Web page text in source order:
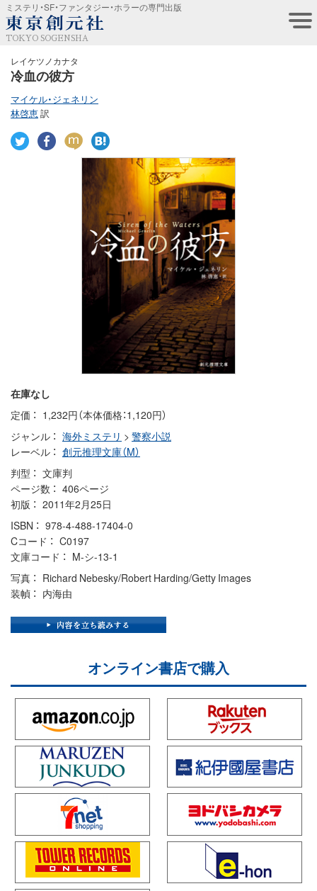
ミステリ・SF・ファンタジー・ホラーの専門出版
TOKYO SOGENSHA
レイケツノカナタ
冷血の彼方
マイケル・ジェネリン
林啓恵訳
在庫なし
定価
1,232円（本体価格：1,120円）
ジャンル
海外ミステリ > 警察小説
レーベル
創元推理文庫（M）
判型
文庫判
ページ数
406ページ
初版
2011年2月25日
ISBN
978-4-488-17404-0
Cコード
C0197
文庫コード
M-シ-13-1
写真
Richard Nebesky/Robert Harding/Getty Images
装幀
内海由
オンライン書店で購入